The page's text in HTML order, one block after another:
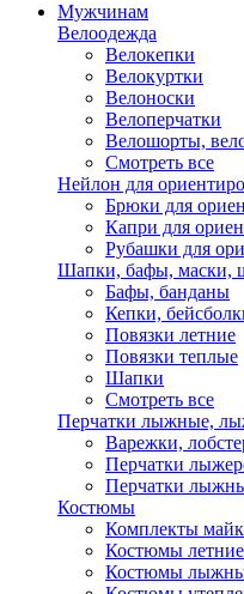
Мужчинам
Велоодежда
Велокепки
Велокуртки
Велоноски
Велоперчатки
Велошорты,
Смотреть все
Нейлон для
Брюки для
Капри для
Рубашки для
Шапки, бафы, маски,
Бафы, банданы
Кепки,
Повязки летние
Повязки теплые
Шапки
Смотреть все
Перчатки лыжные,
Варежки,
Перчатки
Перчатки
Костюмы
Комплекты
Костюмы летние
Костюмы